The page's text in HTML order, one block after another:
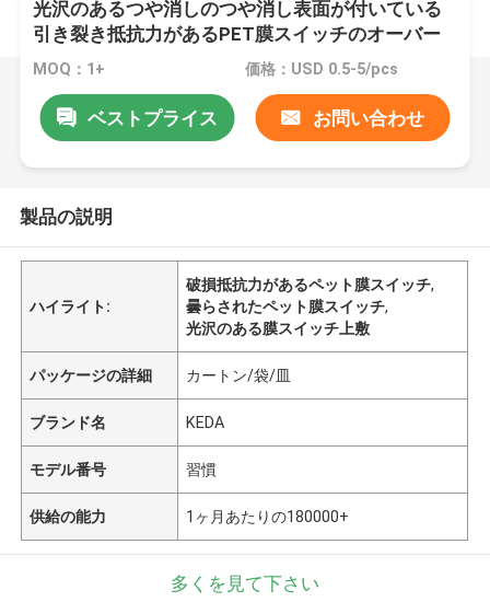
光沢のあるつや消しのつや消し表面が付いている
引き裂き抵抗力があるPET膜スイッチのオーバー
レイ
MOQ：1+ 価格：USD 0.5-5/pcs
ベストプライス お問い合わせ
製品の説明
ハイライト:
破損抵抗力があるペット膜スイッチ,
曇らされたペット膜スイッチ,
光沢のある膜スイッチ上敷
パッケージの詳細 カートン/袋/皿
ブランド名 KEDA
モデル番号 習慣
供給の能力 1ヶ月あたりの180000+
多くを見て下さい